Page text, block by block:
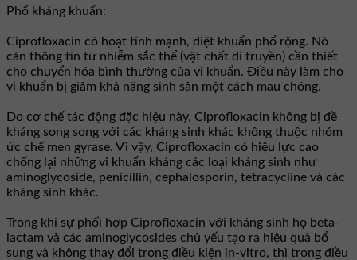
Phổ kháng khuẩn:
Ciprofloxacin có hoạt tính mạnh, diệt khuẩn phổ rộng. Nó
cản thông tin từ nhiễm sắc thể (vật chất di truyền) cần thiết
cho chuyển hóa bình thường của vi khuẩn. Ðiều này làm cho
vi khuẩn bị giảm khả năng sinh sản một cách mau chóng.
Do cơ chế tác động đặc hiệu này, Ciprofloxacin không bị đề
kháng song song với các kháng sinh khác không thuộc nhóm
ức chế men gyrase. Vì vậy, Ciprofloxacin có hiệu lực cao
chống lại những vi khuẩn kháng các loại kháng sinh như
aminoglycoside, penicillin, cephalosporin, tetracycline và các
kháng sinh khác.
Trong khi sự phối hợp Ciprofloxacin với kháng sinh họ beta-
lactam và các aminoglycosides chủ yếu tạo ra hiệu quả bổ
sung và không thay đổi trong điều kiện in-vitro, thì trong điều